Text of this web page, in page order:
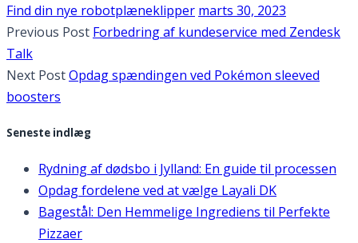
Find din nye robotplæneklipper marts 30, 2023
Previous Post Forbedring af kundeservice med Zendesk
Talk
Next PostOpdag spændingen ved Pokémon sleeved
boosters
Seneste indlæg
Rydning af dødsbo i Jylland: En guide til processen
Opdag fordelene ved at vælge Layali DK
Bagestål: Den Hemmelige Ingrediens til Perfekte
Pizzaer